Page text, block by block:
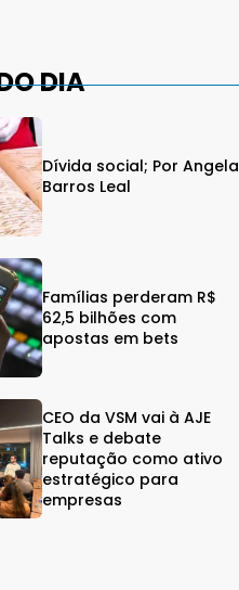
DIA
Dívida social; Por Angela
Barros Leal
Famílias perderam R$
62,5 bilhões com
apostas em bets
CEO da VSM vai à AJE
Talks e debate
reputação como ativo
estratégico para
empresas